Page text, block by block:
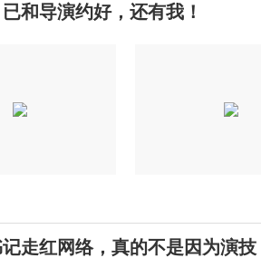
和导演约好，还有我！
走红网络，真的不是因为演技